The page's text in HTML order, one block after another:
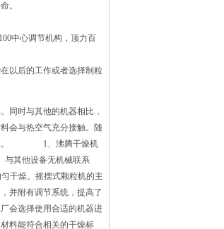
。
中心调节机构，顶力百
以后的工作或者选择制粒
同时与其他的机器相比，
会与热空气充分接触。随
定位。 1、沸腾干燥机
其他设备无机械联系
燥。摇摆式颗粒机的主
并附有调节系统，提高了
会选择使用合适的机器进
料能符合相关的干燥标